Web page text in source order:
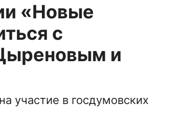
«Новые
с
и
участие в госдумовских